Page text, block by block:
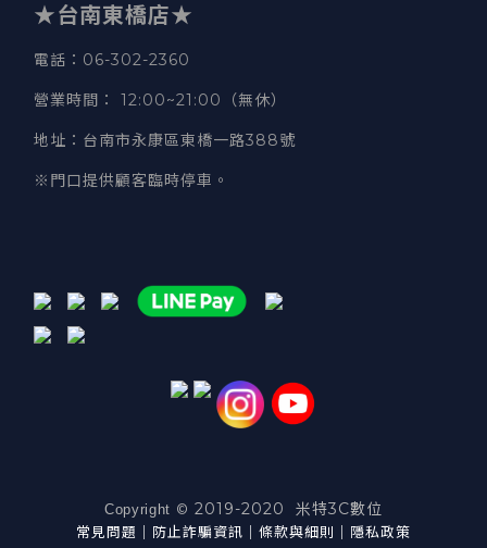
★台南東橋店★
電話 ：06-302-2360
營業時間 ： 12:00~21:00（無休）
地址 ：台南市永康區東橋一路388號
※門口提供顧客臨時停車。
Copyright © 2019-2020 米特3C數位
常見問題 防止詐騙資訊 條款與細則 隱私政策